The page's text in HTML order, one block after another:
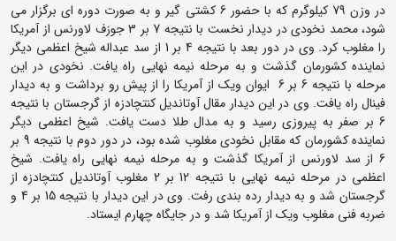
در وزن 79 کیلوگرم که با حضور 6 کشتی گیر و به صورت دوره ای برگزار می
شود، محمد نخودی در دیدار نخست با نتیجه 7 بر 3 جوزف لاورنس از آمریکا
را مغلوب کرد. وی در دور بعد با نتیجه 4 بر 1 از سد عبداله شیخ اعظمی دیگر
نماینده کشورمان گذشت و به مرحله نیمه نهایی راه یافت. نخودی در این
مرحله با نتیجه 6 بر 6 ایوان ویک از آمریکا را از پیش رو برداشت و به دیدار
فینال راه یافت. وی در این دیدار مقال آوتاندیل کنتچادزه از گرجستان با نتیجه
6 بر صفر به پیروزی رسید و به مدال طلا دست یافت. شیخ اعظمی دیگر
نماینده کشورمان که مقابل نخودی مغلوب شده بود، در دور دوم با نتیجه 9 بر
6 از سد لاورنس از آمریکا گذشت و به مرحله نیمه نهایی راه یافت. شیخ
اعظمی در مرحله نیمه نهایی با نتیجه 12 بر 2 مغلوب آوتاندیل کنتچادزه از
گرجستان شد و به دیدار رده بندی رفت. وی در این دیدار با نتیجه 15 بر 4 و
ضربه فنی مغلوب ویک از آمریکا شد و در جایگاه چهارم ایستاد.